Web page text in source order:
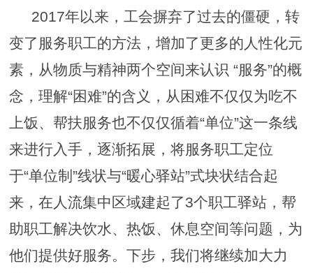
2017年以来，工会摒弃了过去的僵硬，转
变了服务职工的方法，增加了更多的人性化元
素，从物质与精神两个空间来认识 “服务”的概
念，理解“困难”的含义，从困难不仅仅为吃不
上饭、帮扶服务也不仅仅循着“单位”这一条线
来进行入手，逐渐拓展，将服务职工定位
于“单位制 ”线状与“暖心驿站”式块状结合起
来，在人流集中区域建起了3个职工驿站，帮
助职工解决饮水、热饭、休息空间等问题，为
他们提供好服务。下步，我们将继续加大力